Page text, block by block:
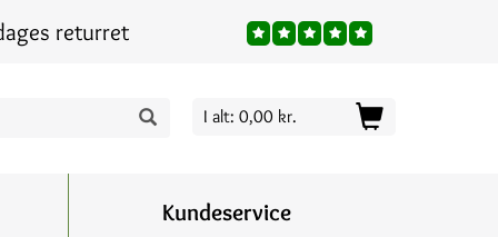
returret
I alt: 0,00 kr.
Kundeservice